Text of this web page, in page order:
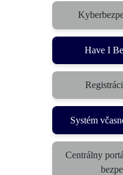
Have I
Systém
Centrálny